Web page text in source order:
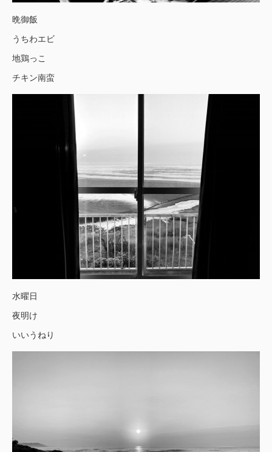
晩御飯
うちわエビ
地鶏っこ
チキン南蛮
水曜日
夜明け
いいうねり